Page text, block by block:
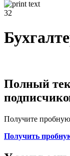
32
Полный
Получите
Получить